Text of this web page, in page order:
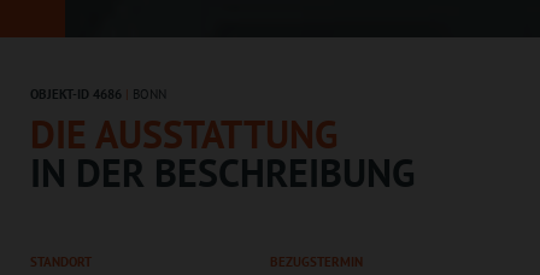
OBJEKT-ID 4686 BONN
DIE AUSSTATTUNG
IN DER BESCHREIBUNG
STANDORT
BEZUGSTERMIN